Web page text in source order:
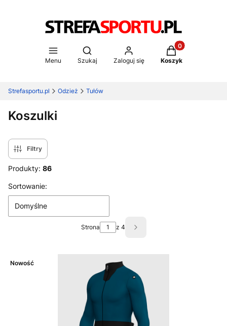
Menu
Otwórz wyszukiwarkę
Szukaj Zaloguj się
Produkty w
Koszyk
Strefasportu.pl Odzież Tułów
Koszulki
Filtry
Produkty: 86
Lista produktów
Sortowanie:
Domyślne
Strona z 4 Następne produkty
Nowość